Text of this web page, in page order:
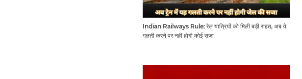
Indian Railways Rule: रेल यात्रियों को मिली बड़ी राहत, अब ये
गलती करने पर नहीं होगी कोई सजा